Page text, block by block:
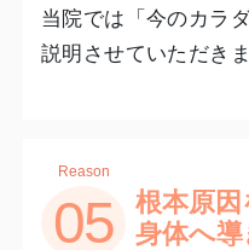
当院では「今のカラ
説明させていただきま
Reason
05
根本原
身体へ